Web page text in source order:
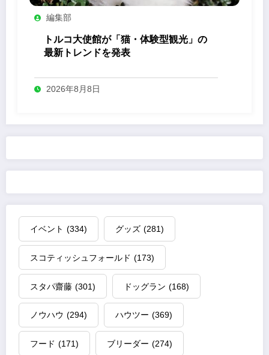
編集部
トルコ大使館が「猫・体験型観光」の
最新トレンドを発表
2026年8月8日
イベント (334) グッズ (281)
スコティッシュフォールド (173)
スタパ齋藤 (301) ドッグラン (168)
ノウハウ (294) ハウツー (369)
フード (171) ブリーダー (274)